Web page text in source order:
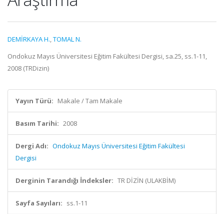
DEMİRKAYA H.,TOMAL N.
Ondokuz Mayıs Üniversitesi Eğitim Fakültesi Dergisi, sa.25, ss.1-11,
2008 (TRDizin)
Yayın Türü: Makale / Tam Makale
Basım Tarihi: 2008
Dergi Adı: Ondokuz Mayıs Üniversitesi Eğitim Fakültesi
Dergisi
Derginin Tarandığı İndeksler: TR DİZİN (ULAKBİM)
Sayfa Sayıları: ss.1-11